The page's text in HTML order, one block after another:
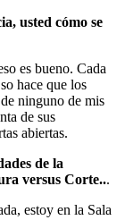
usted cómo se
es bueno. Cada
hace que los
ninguno de mis
de sus
abiertas.
de la
versus Corte...
estoy en la Sala